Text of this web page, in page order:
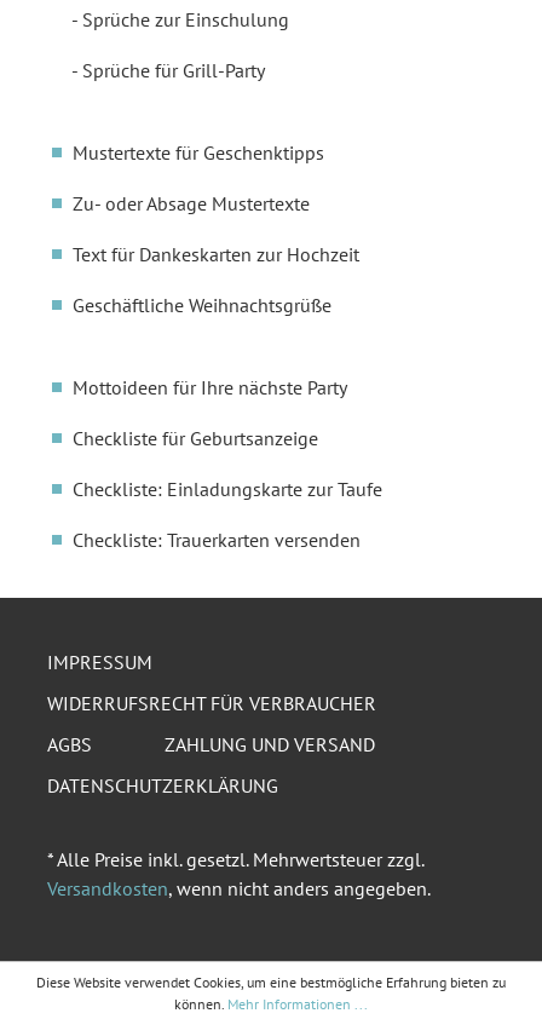
Sprüche zur Einschulung
Sprüche für Grill-Party
Mustertexte für Geschenktipps
Zu- oder Absage Mustertexte
Text für Dankeskarten zur Hochzeit
Geschäftliche Weihnachtsgrüße
Mottoideen für Ihre nächste Party
Checkliste für Geburtsanzeige
Checkliste: Einladungskarte zur Taufe
Checkliste: Trauerkarten versenden
IMPRESSUM
WIDERRUFSRECHT FÜR VERBRAUCHER
AGBS
ZAHLUNG UND VERSAND
DATENSCHUTZERKLÄRUNG
* Alle Preise inkl. gesetzl. Mehrwertsteuer zzgl.
Versandkosten, wenn nicht anders angegeben.
Diese Website verwendet Cookies, um eine bestmögliche Erfahrung bieten zu
können. Mehr Informationen ...